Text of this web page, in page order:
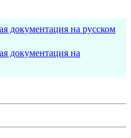
документация на русском
документация на